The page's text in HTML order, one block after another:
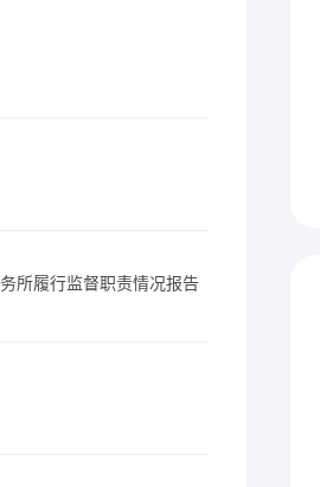
所履行监督职责情况报告